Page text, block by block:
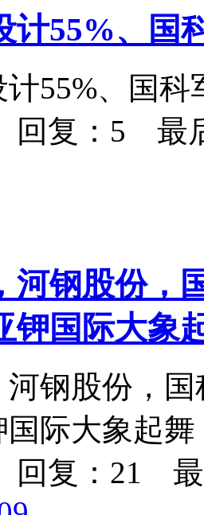
计55%、国
55%、国科
复：5 最
河钢股份，
钾国际大象
河钢股份，
际大象起舞
复：21 最